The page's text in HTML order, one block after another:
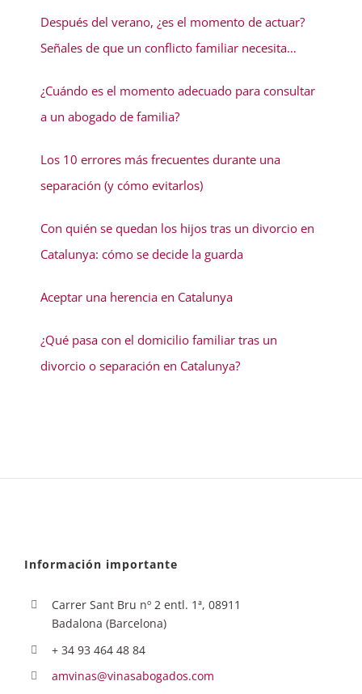
Después del verano, ¿es el momento de actuar?
Señales de que un conflicto familiar necesita
¿Cuándo es el momento adecuado para consultar
a un abogado de familia?
Los 10 errores más frecuentes durante una
separación (y cómo evitarlos)
Con quién se quedan los hijos tras un divorcio en
Catalunya: cómo se decide la guarda
Aceptar una herencia en Catalunya
¿Qué pasa con el domicilio familiar tras un
divorcio o separación en Catalunya?
Información importante
Carrer Sant Bru nº 2 entl. 1ª, 08911
Badalona (Barcelona)
+ 34 93 464 48 84
amvinas@vinasabogados.com